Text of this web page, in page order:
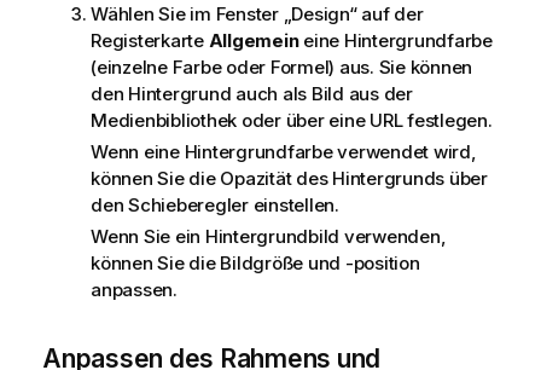
Wählen Sie im Fenster „Design“ auf der
Registerkarte Allgemeineine Hintergrundfarbe
(einzelne Farbe oder Formel) aus. Sie können
den Hintergrund auch als Bild aus der
Medienbibliothek oder über eine URL festlegen.
Wenn eine Hintergrundfarbe verwendet wird,
können Sie die Opazität des Hintergrunds über
den Schieberegler einstellen.
Wenn Sie ein Hintergrundbild verwenden,
können Sie die Bildgröße und -position
anpassen.
Anpassen des Rahmens und